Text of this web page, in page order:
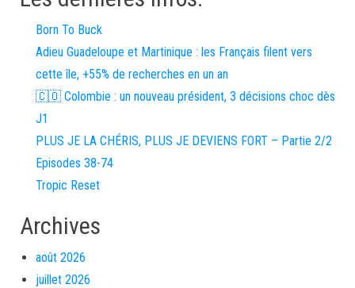
Born To Buck
Adieu Guadeloupe et Martinique : les Français filent vers
cette île, +55% de recherches en un an
🇨🇴 Colombie : un nouveau président, 3 décisions choc dès
J1
PLUS JE LA CHÉRIS, PLUS JE DEVIENS FORT – Partie 2/2
Episodes 38-74
Tropic Reset
Archives
août 2026
juillet 2026